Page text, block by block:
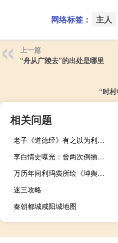
网络标签： 主人
上一篇
“舟从广陵去”的出处是哪里
“时
相关问题
老子《道德经》有之以为利，无之以为用
李白情史曝光：曾两次倒插门 写诗骂前女友淫昏
万历年间利玛窦所绘《坤舆万国全图》
迷三攻略
秦朝都城咸阳城地图